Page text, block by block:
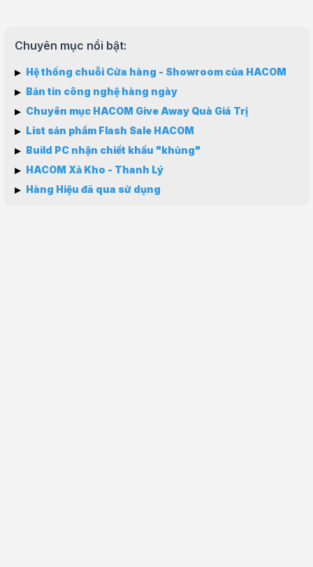
Chuyên mục nổi bật:
▸ Hệ thống chuỗi Cửa hàng - Showroom của HACOM
▸ Bản tin công nghệ hàng ngày
▸ Chuyên mục HACOM Give Away Quà Giá Trị
▸ List sản phẩm Flash Sale HACOM
▸ Build PC nhận chiết khấu "khủng"
▸ HACOM Xả Kho - Thanh Lý
▸ Hàng Hiệu đã qua sử dụng